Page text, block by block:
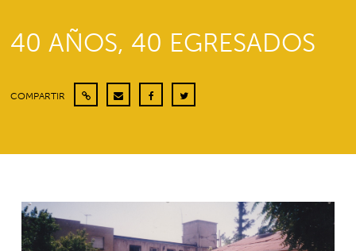
40 AÑOS, 40 EGRESADOS
COMPARTIR